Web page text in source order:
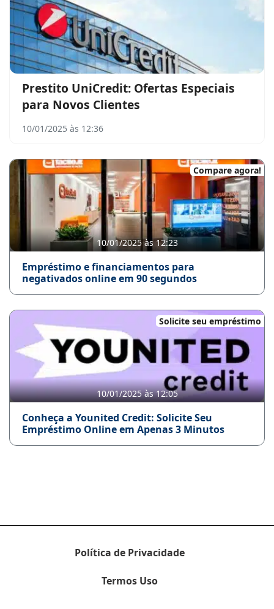
Prestito UniCredit: Ofertas Especiais
para Novos Clientes
10/01/2025 às 12:36
Compare agora!
10/01/2025 às 12:23
Empréstimo e financiamentos para
negativados online em 90 segundos
Solicite seu empréstimo
10/01/2025 às 12:05
Conheça a Younited Credit: Solicite Seu
Empréstimo Online em Apenas 3 Minutos
Política de Privacidade
Termos Uso